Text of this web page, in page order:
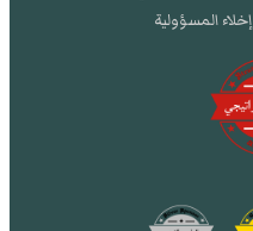
إخلاء المسؤولية